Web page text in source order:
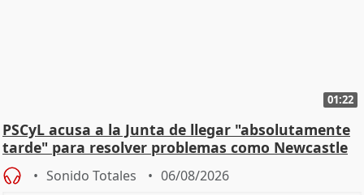
01:22
PSCyL acusa a la Junta de llegar "absolutamente
tarde" para resolver problemas como Newcastle
Sonido Totales 06/08/2026